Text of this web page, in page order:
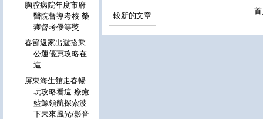
較新的文章
胸腔病院年度市府
醫院督導考核 榮
獲督考優等獎
春節返家出遊搭乘
公運優惠攻略在
這
屏東海生館走春暢
玩攻略看這 療癒
藍鯨領航探索波
下未來風光/影音